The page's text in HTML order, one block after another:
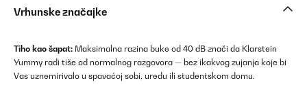
Vrhunske značajke
Tiho kao šapat: Maksimalna razina buke od 40 dB znači da Klarstein
Yummy radi tiše od normalnog razgovora — bez ikakvog zujanja koje bi
Vas uznemirivalo u spavaćoj sobi, uredu ili studentskom domu.